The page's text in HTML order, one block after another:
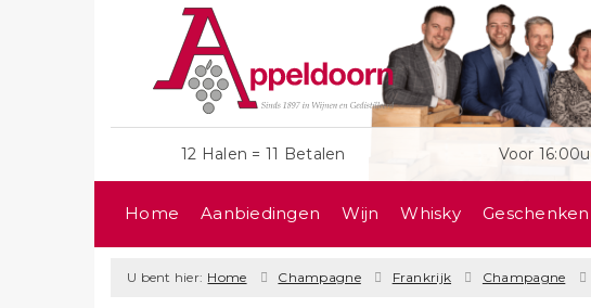
12 Halen = 11 Betalen Voor
Home Aanbiedingen Wijn Whisky Geschenken
U bent hier: Home Champagne Frankrijk Champagne